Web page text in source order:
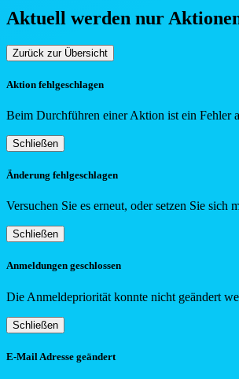
Aktuell werden nur
Zurück zur Übersicht
Aktion fehlgeschlagen
Beim Durchführen einer Aktion ist ein Fehler
Schließen
Änderung fehlgeschlagen
Versuchen Sie es erneut, oder setzen Sie
Schließen
Anmeldungen geschlossen
Die Anmeldepriorität konnte nicht geändert
Schließen
E-Mail Adresse geändert